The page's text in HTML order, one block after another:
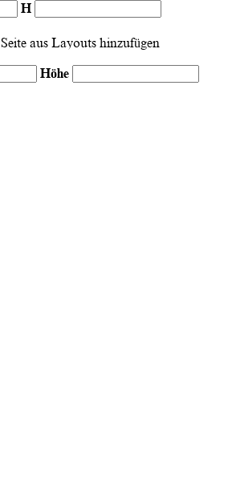
H
Seite aus Layouts hinzufügen
Höhe